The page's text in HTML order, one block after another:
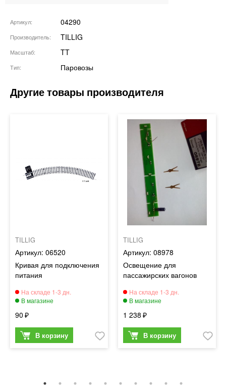
Артикул 04290
Производитель TILLIG
Масштаб TT
Тип Паровозы
TILLIG
06520
Кривая для подключения
питания
90
TILLIG
08978
Освещение для
пассажирских вагонов
1 238